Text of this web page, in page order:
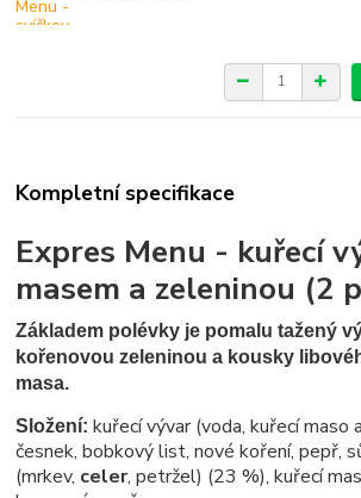
Kompletní specifikace
Expres Menu - kuřecí
masem a zeleninou (2
Základem polévky je pomalu tažený
kořenovou zeleninou a kousky
masa.
Složení:kuřecí vývar (voda, kuřecí maso
česnek, bobkový list, nové koření, pepř,
(mrkev, celer, petržel) (23 %), kuřecí